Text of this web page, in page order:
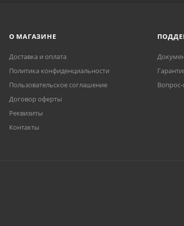
О МАГАЗИНЕ
Доставка и оплата
Политика конфиденциальности
Пользовательское соглашение
Договор оферты
Реквизиты
Контакты
Вопрос-